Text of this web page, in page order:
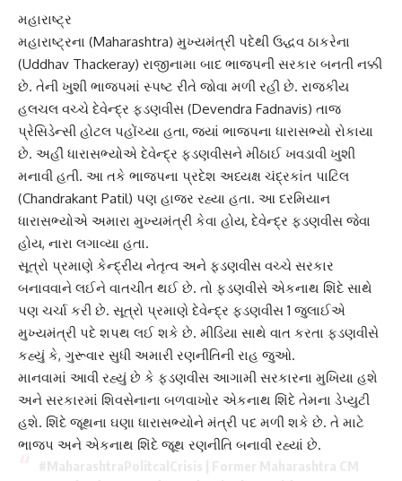
મહારાષ્ટ્ર
મહારાષ્ટ્રના (Maharashtra) મુખ્યમંત્રી પદેથી ઉદ્ધવ ઠાકરેના
(Uddhav Thackeray) રાજીનામા બાદ ભાજપની સરકાર બનતી નક્કી
છે. તેની ખુશી ભાજપમાં સ્પષ્ટ રીતે જોવા મળી રહી છે. રાજકીય
હલચલ વચ્ચે દેવેન્દ્ર ફડણવીસ (Devendra Fadnavis) તાજ
પ્રેસિડેન્સી હોટલ પહોંચ્યા હતા, જ્યાં ભાજપના ધારાસભ્યો રોકાયા
છે. અહીં ધારાસભ્યોએ દેવેન્દ્ર ફડણવીસને મીઠાઈ ખવડાવી ખુશી
મનાવી હતી. આ તકે ભાજપના પ્રદેશ અધ્યક્ષ ચંદ્રકાંત પાટિલ
(Chandrakant Patil) પણ હાજર રહ્યા હતા. આ દરમિયાન
ધારાસભ્યોએ અમારા મુખ્યમંત્રી કેવા હોય, દેવેન્દ્ર ફડણવીસ જેવા
હોય, નારા લગાવ્યા હતા.
સૂત્રો પ્રમાણે કેન્દ્રીય નેતૃત્વ અને ફડણવીસ વચ્ચે સરકાર
બનાવવાને લઈને વાતચીત થઈ છે. તો ફડણવીસે એકનાથ શિંદે સાથે
પણ ચર્ચા કરી છે. સૂત્રો પ્રમાણે દેવેન્દ્ર ફડણવીસ 1 જુલાઈએ
મુખ્યમંત્રી પદે શપથ લઈ શકે છે. મીડિયા સાથે વાત કરતા ફડણવીસે
કહ્યું કે, ગુરૂવાર સુધી અમારી રણનીતિની રાહ જુઓ.
માનવામાં આવી રહ્યું છે કે ફડણવીસ આગામી સરકારના મુખિયા હશે
અને સરકારમાં શિવસેનાના બળવાખોર એકનાથ શિંદે તેમના ડેપ્યુટી
હશે. શિંદે જૂથના ઘણા ધારાસભ્યોને મંત્રી પદ મળી શકે છે. તે માટે
ભાજપ અને એકનાથ શિંદે જૂથ રણનીતિ બનાવી રહ્યાં છે.